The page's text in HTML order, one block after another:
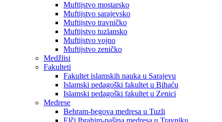
Muftijstvo mostarsko
Muftijstvo sarajevsko
Muftijstvo travničko
Muftijstvo tuzlansko
Muftijstvo vojno
Muftijstvo zeničko
Medžlisi
Fakulteti
Fakultet islamskih nauka u Sarajevu
Islamski pedagoški fakultet u Bihaću
Islamski pedagoški fakultet u Zenici
Medrese
Behram-begova medresa u Tuzli
Elči Ibrahim-pašina medresa u Travniku